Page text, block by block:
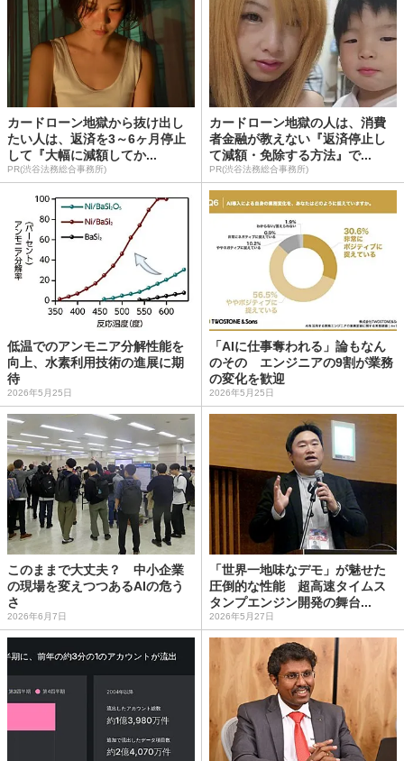
カードローン地獄から抜け出し
たい人は、返済を3～6ヶ月停止
して『大幅に減額してか...
PR(渋谷法務総合事務所)
カードローン地獄の人は、消費
者金融が教えない『返済停止し
て減額・免除する方法』で...
PR(渋谷法務総合事務所)
低温でのアンモニア分解性能を
向上、水素利用技術の進展に期
待
2026年5月25日
「AIに仕事奪われる」論もなん
のその エンジニアの9割が業務
の変化を歓迎
2026年5月25日
このままで大丈夫？ 中小企業
の現場を変えつつあるAIの危う
さ
2026年6月7日
「世界一地味なデモ」が魅せた
圧倒的な性能 超高速タイムス
タンプエンジン開発の舞台...
2026年5月27日